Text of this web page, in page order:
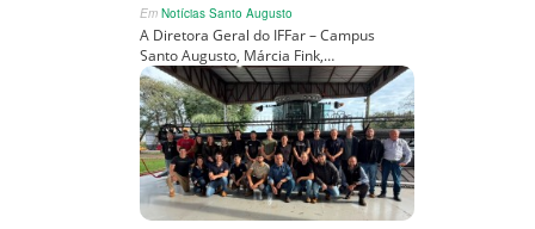
Em Notícias Santo Augusto
A Diretora Geral do IFFar – Campus
Santo Augusto, Márcia Fink,…